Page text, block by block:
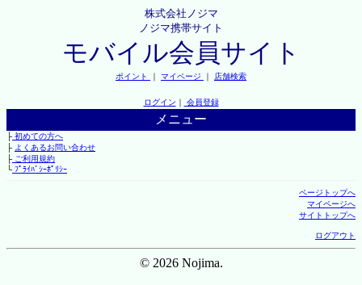
株式会社ノジマ
ノジマ携帯サイト
モバイル会員サイト
ポイント ｜ マイページ ｜ 店舗検索
ログイン ｜ 会員登録
メニュー
├初めての方へ
├ よくあるお問い合わせ
├ご利用規約
└ﾌﾟﾗｲﾊﾞｼｰﾎﾟﾘｼｰ
ページトップへ
マイページへ
サイトトップへ
ログアウト
© 2026 Nojima.